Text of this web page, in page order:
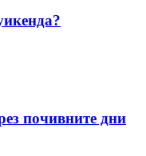
почивните дни